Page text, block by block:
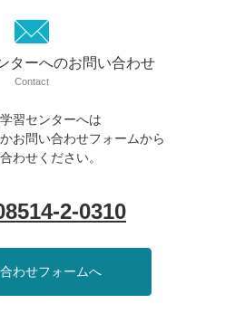
ターへのお問い合わせ
Contact
習センターへは
お問い合わせフォームから
わせください。
2-0310
わせフォームへ